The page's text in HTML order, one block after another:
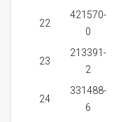
22
421570-
0
23
213391-
2
24
331488-
6